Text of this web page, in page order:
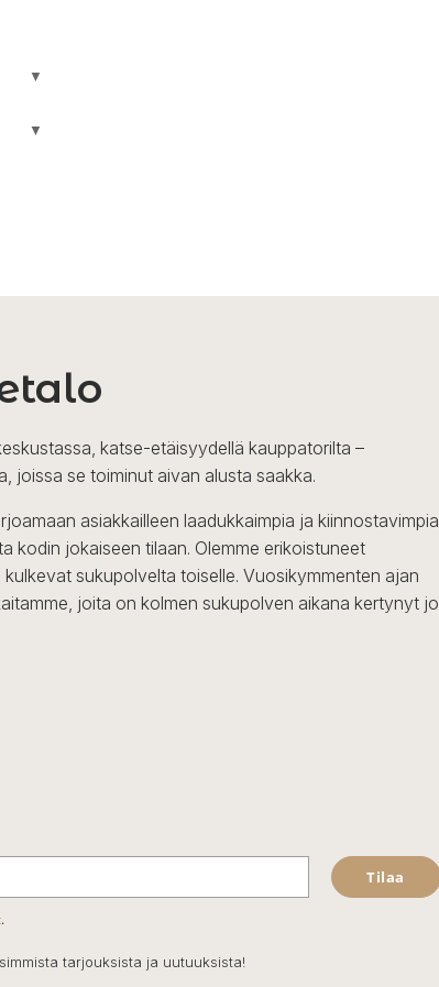
▼
▼
katse-etäisyydellä kauppatorilta –
joissa se toiminut aivan alusta saakka.
asiakkailleen laadukkaimpia ja kiinnostavimpia
kodin jokaiseen tilaan. Olemme erikoistuneet
sukupolvelta toiselle. Vuosikymmenten ajan
joita on kolmen sukupolven aikana kertynyt jo
Tilaa
.
tarjouksista ja uutuuksista!